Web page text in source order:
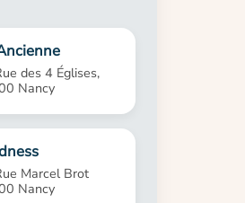
des 4 Églises,
Nancy
Marcel Brot
Nancy